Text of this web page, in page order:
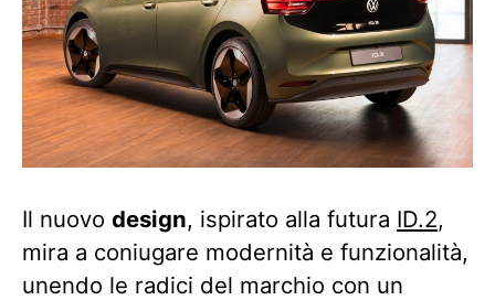
Il nuovo design, ispirato alla futura ID.2,
mira a coniugare modernità e funzionalità,
unendo le radici del marchio con un